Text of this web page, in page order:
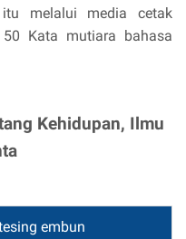
melalui media cetak
Kata mutiara bahasa
Kehidupan, Ilmu
embun